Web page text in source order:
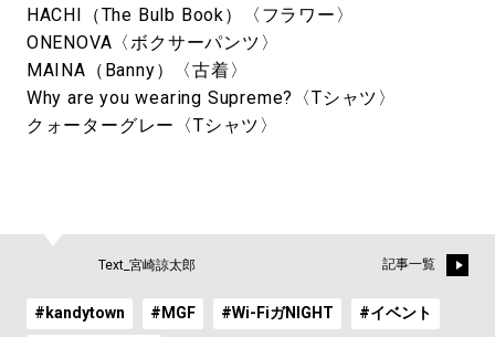
HACHI（The Bulb Book）〈フラワー〉
ONENOVA〈ボクサーパンツ〉
MAINA（Banny）〈古着〉
Why are you wearing Supreme?〈Tシャツ〉
クォーターグレー〈Tシャツ〉
Text_宮崎諒太郎 記事一覧
#kandytown #MGF #Wi-FiガNIGHT #イベント